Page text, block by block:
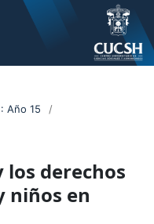
Año 15
/
los derechos
niños en